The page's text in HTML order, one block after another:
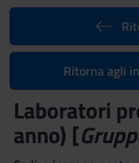
Ritorna agli
Laboratori
anno) [